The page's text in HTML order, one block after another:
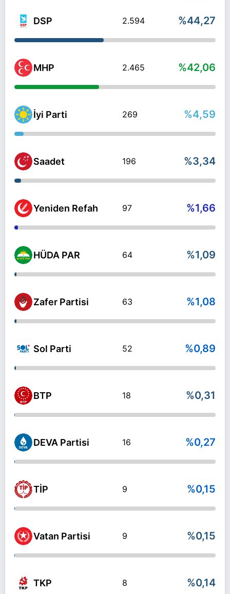
DSP 2.594 %44,27
MHP 2.465 %42,06
İyi Parti 269 %4,59
Saadet 196 %3,34
Yeniden Refah 97 %1,66
HÜDA PAR 64 %1,09
Zafer Partisi 63 %1,08
Sol Parti 52 %0,89
BTP 18 %0,31
DEVA Partisi 16 %0,27
TİP 9 %0,15
Vatan Partisi 9 %0,15
TKP 8 %0,14